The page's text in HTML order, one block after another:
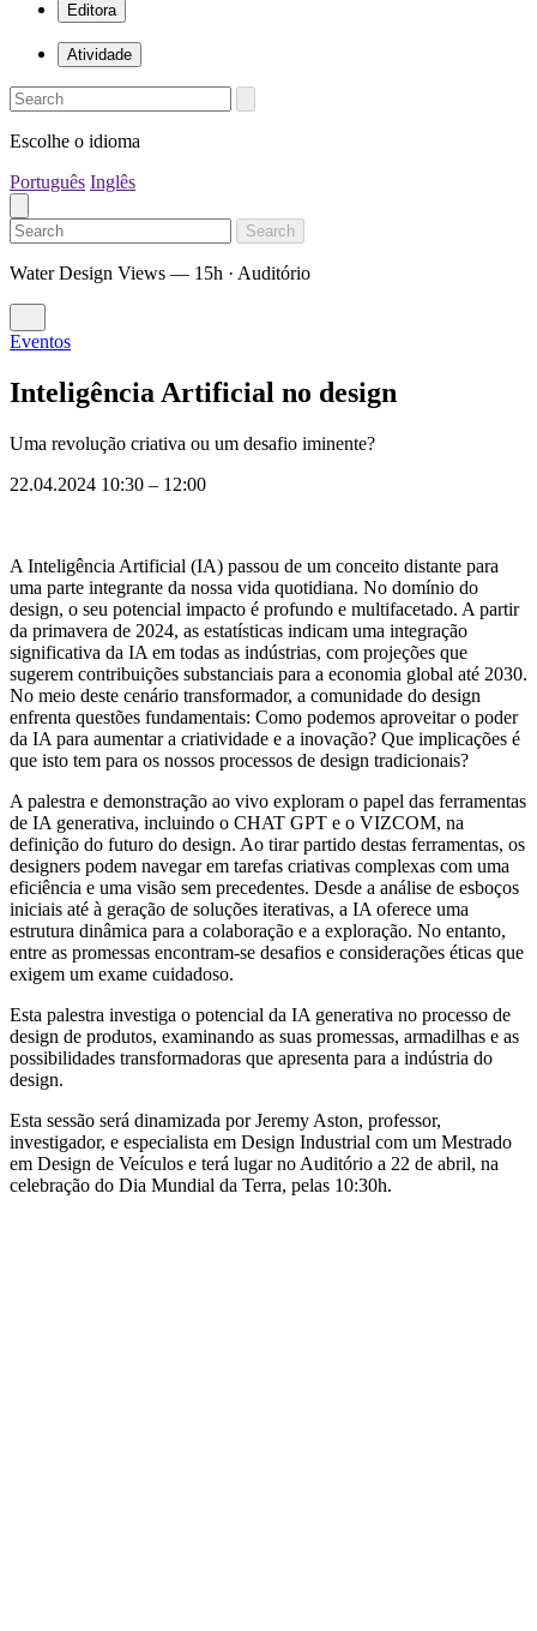
Editora
Atividade
Escolhe o idioma
Português Inglês
Search
Water Design Views — 15h · Auditório
Eventos
Inteligência Artificial no design
Uma revolução criativa ou um desafio iminente?
22.04.2024 10:30 – 12:00
A Inteligência Artificial (IA) passou de um conceito distante para
uma parte integrante da nossa vida quotidiana. No domínio do
design, o seu potencial impacto é profundo e multifacetado. A partir
da primavera de 2024, as estatísticas indicam uma integração
significativa da IA em todas as indústrias, com projeções que
sugerem contribuições substanciais para a economia global até 2030.
No meio deste cenário transformador, a comunidade do design
enfrenta questões fundamentais: Como podemos aproveitar o poder
da IA para aumentar a criatividade e a inovação? Que implicações é
que isto tem para os nossos processos de design tradicionais?
A palestra e demonstração ao vivo exploram o papel das ferramentas
de IA generativa, incluindo o CHAT GPT e o VIZCOM, na
definição do futuro do design. Ao tirar partido destas ferramentas, os
designers podem navegar em tarefas criativas complexas com uma
eficiência e uma visão sem precedentes. Desde a análise de esboços
iniciais até à geração de soluções iterativas, a IA oferece uma
estrutura dinâmica para a colaboração e a exploração. No entanto,
entre as promessas encontram-se desafios e considerações éticas que
exigem um exame cuidadoso.
Esta palestra investiga o potencial da IA generativa no processo de
design de produtos, examinando as suas promessas, armadilhas e as
possibilidades transformadoras que apresenta para a indústria do
design.
Esta sessão será dinamizada por Jeremy Aston, professor,
investigador, e especialista em Design Industrial com um Mestrado
em Design de Veículos e terá lugar no Auditório a 22 de abril, na
celebração do Dia Mundial da Terra, pelas 10:30h.